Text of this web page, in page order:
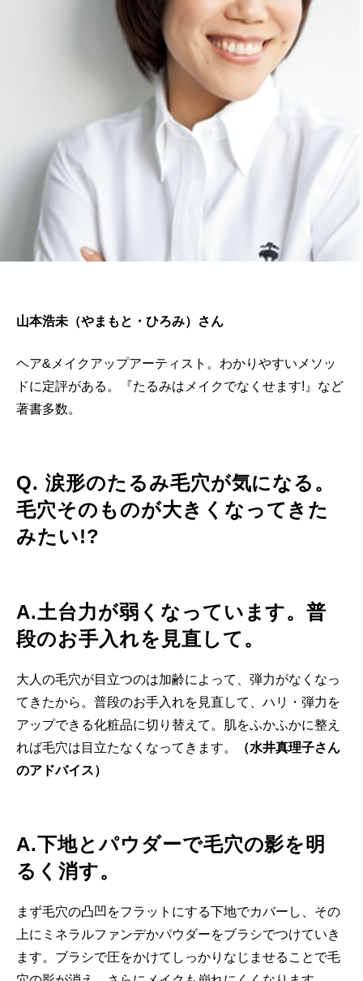
山本浩未（やまもと・ひろみ）さん
ヘア&メイクアップアーティスト。わかりやすいメソッ
ドに定評がある。『たるみはメイクでなくせます!』など
著書多数。
Q. 涙形のたるみ毛穴が気になる。
毛穴そのものが大きくなってきた
みたい!?
A.土台力が弱くなっています。普
段のお手入れを見直して。
大人の毛穴が目立つのは加齢によって、弾力がなくなっ
てきたから。普段のお手入れを見直して、ハリ・弾力を
アップできる化粧品に切り替えて。肌をふかふかに整え
れば毛穴は目立たなくなってきます。
（水井真理子さん
のアドバイス）
A.下地とパウダーで毛穴の影を明
るく消す。
まず毛穴の凸凹をフラットにする下地でカバーし、その
上にミネラルファンデかパウダーをブラシでつけていき
ます。ブラシで圧をかけてしっかりなじませることで毛